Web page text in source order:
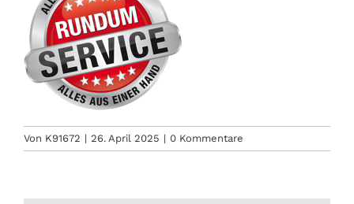
KONTAKT
Von K91672 | 26. April 2025 | 0 Kommentare